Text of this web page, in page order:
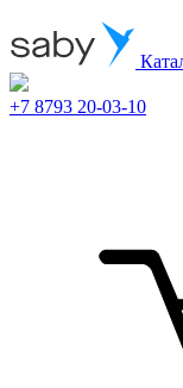
+7 8793 20-03-10